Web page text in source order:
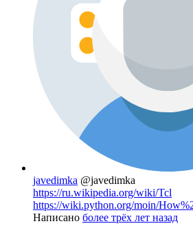
javedimka @javedimka
https://ru.wikipedia.org/wiki/Tcl
https://wiki.python.org/moin/
Написано более трёх лет назад